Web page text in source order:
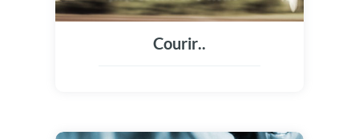
Courir..